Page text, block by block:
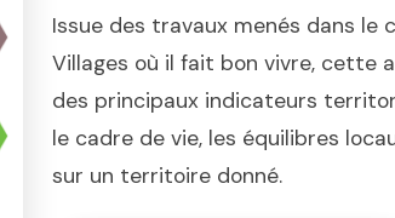
Issue des travaux menés dans le
Villages où il fait bon vivre, cette
des principaux indicateurs
le cadre de vie, les équilibres
sur un territoire donné.